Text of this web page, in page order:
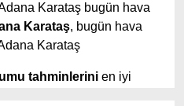
Karataş bugün hava
Karataş, bugün hava
Karataş
tahminlerini en iyi